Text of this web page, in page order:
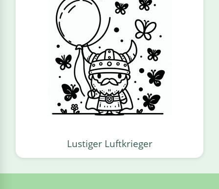
Lustiger Luftkrieger